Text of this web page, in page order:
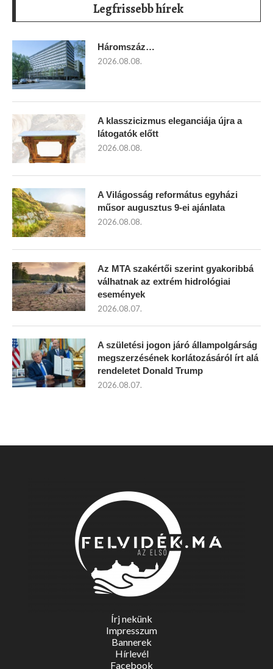
Legfrissebb hírek
Háromszáz…
2026.08.08.
A klasszicizmus eleganciája újra a
látogatók előtt
2026.08.08.
A Világosság református egyházi
műsor augusztus 9-ei ajánlata
2026.08.08.
Az MTA szakértői szerint gyakoribbá
válhatnak az extrém hidrológiai
események
2026.08.07.
A születési jogon járó állampolgárság
megszerzésének korlátozásáról írt alá
rendeletet Donald Trump
2026.08.07.
Írj nekünk
Impresszum
Bannerek
Hírlevél
Facebook